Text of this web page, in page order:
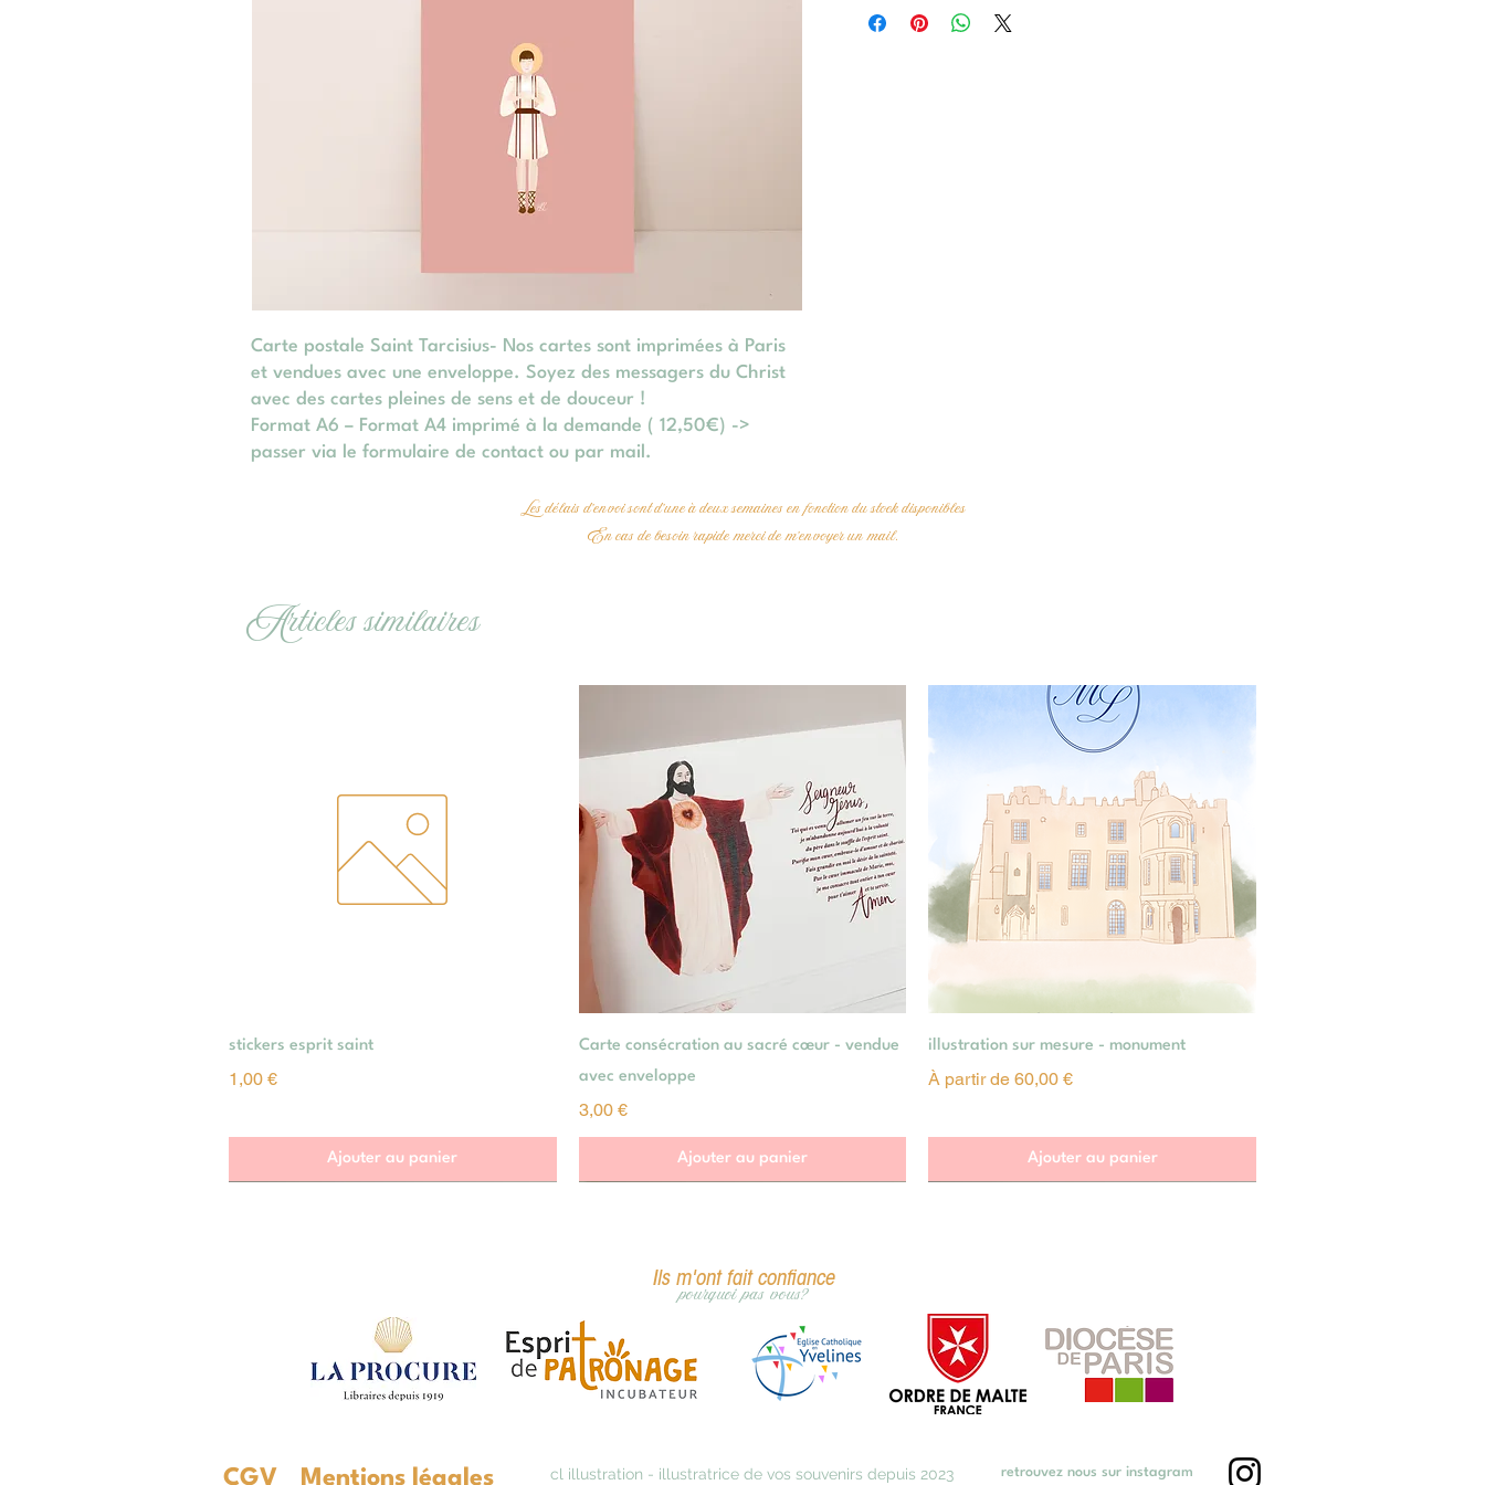
Carte postale Saint Tarcisius- Nos cartes sont imprimées à Paris
et vendues avec une enveloppe. Soyez des messagers du Christ
avec des cartes pleines de sens et de douceur !
Format A6 – Format A4 imprimé à la demande ( 12,50€) ->
passer via le formulaire de contact ou par mail.
Les délais d'envoi sont d'une à deux semaines en fonction du stock disponibles
En cas de besoin rapide merci de m'envoyer un mail.
Articles similaires
Aperçu rapide
stickers esprit saint
Prix
1,00 €
Ajouter au panier
Aperçu rapide
Carte consécration au sacré cœur - vendue
avec enveloppe
Prix
3,00 €
Ajouter au panier
Aperçu rapide
illustration sur mesure - monument
À partir de60,00 €
Prix promotionnel
Ajouter au panier
Ils m'ont fait confiance
pourquoi pas vous?
CGV Mentions légales cl illustration - illustratrice de vos souvenirs depuis 2023 retrouvez nous sur instagram